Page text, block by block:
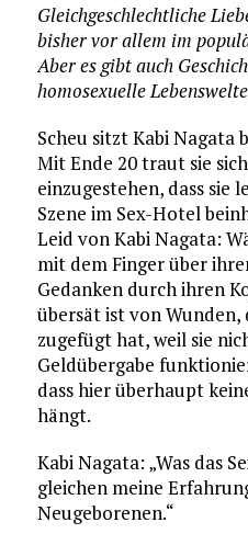
Gleichgeschlechtliche
bisher vor allem im
Aber es gibt auch
homosexuelle
Scheu sitzt Kabi Nagata
Mit Ende 20 traut sie
einzugestehen, dass sie
Szene im Sex-Hotel
Leid von Kabi Nagata:
mit dem Finger über
Gedanken durch ihren
übersät ist von Wunden,
zugefügt hat, weil sie
Geldübergabe
dass hier überhaupt
hängt.
Kabi Nagata: „Was das
gleichen meine
Neugeborenen.“